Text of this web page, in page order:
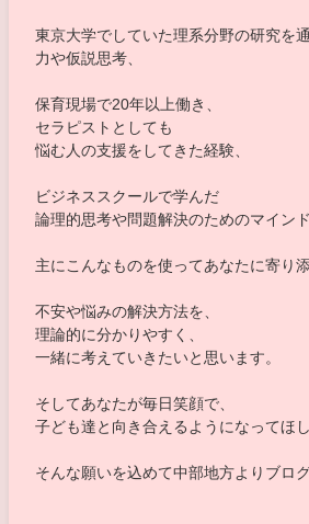
東京大学でしていた理系分野の研究を
力や仮説思考、
保育現場で20年以上働き、
セラピストとしても
悩む人の支援をしてきた経験、
ビジネススクールで学んだ
論理的思考や問題解決のためのマインド
主にこんなものを使ってあなたに寄り添
不安や悩みの解決方法を、
理論的に分かりやすく、
一緒に考えていきたいと思います。
そしてあなたが毎日笑顔で、
子ども達と向き合えるようになってほし
そんな願いを込めて中部地方よりブロ